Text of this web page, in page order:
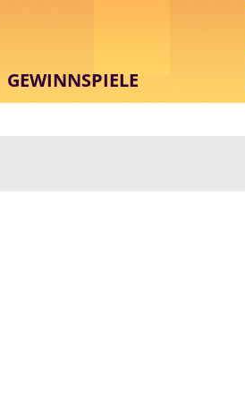
GEWINNSPIELE